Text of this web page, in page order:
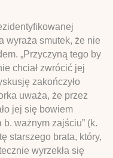
wyraża smutek, że nie
„Przyczyną tego by
chciał zwrócić jej
zakończyło
uważa, że przez
jej się bowiem
b. ważnym zajściu” (k.
starszego brata, który,
wyrzekła się